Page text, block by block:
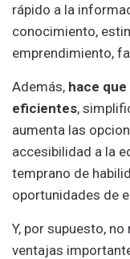
rápido a la
conocimiento,
emprendimiento,
Además, hace
eficientes,
aumenta las
accesibilidad a la
temprano de
oportunidades de
Y, por supuesto,
ventajas